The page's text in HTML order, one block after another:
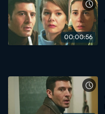
00:00:56